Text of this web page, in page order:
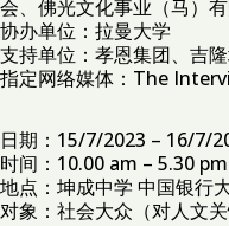
会、佛光文化事业（马）
协办单位：拉曼大学
支持单位：孝恩集团、吉
指定网络媒体：The
日期：15/7/2023 – 16/7/
时间：10.00 am – 5.30 pm
地点：坤成中学 中国银行
对象：社会大众（对人文